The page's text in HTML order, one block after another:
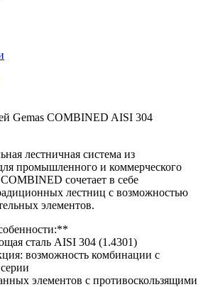
Gemas COMBINED AISI 304
лестничная система из
промышленного и коммерческого
сочетает в себе
лестниц с возможностью
элементов.
сталь AISI 304 (1.4301)
возможность комбинации с
элементов с противоскользящими